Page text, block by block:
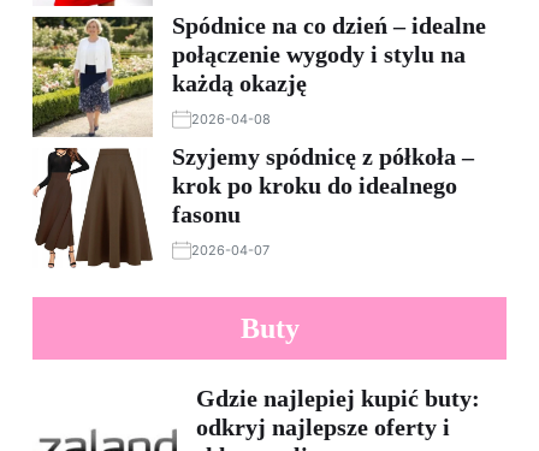
Spódnice na co dzień – idealne
połączenie wygody i stylu na
każdą okazję
2026-04-08
Szyjemy spódnicę z półkoła –
krok po kroku do idealnego
fasonu
2026-04-07
Buty
Gdzie najlepiej kupić buty:
odkryj najlepsze oferty i